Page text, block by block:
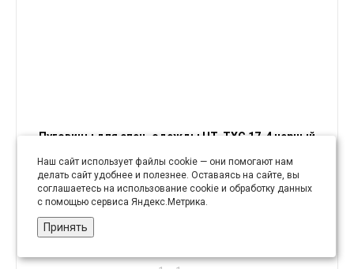
Пуговицы для спец. одежды НТ-ТХС 17-4 черный
825 руб
Наш сайт использует файлы cookie — они помогают нам
делать сайт удобнее и полезнее. Оставаясь на сайте, вы
соглашаетесь на использование cookie и обработку данных
с помощью сервиса Яндекс.Метрика.
Принять